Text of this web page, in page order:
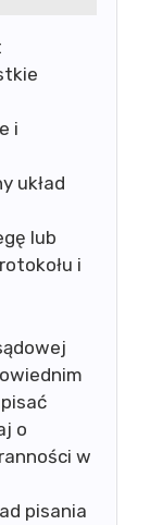
i
układ
lub
i
o
w
pisania